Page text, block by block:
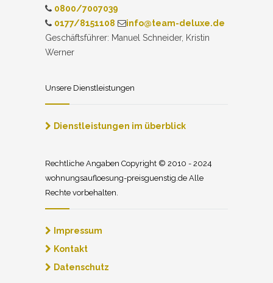
0800/7007039
0177/8151108
info@team-deluxe.de
Geschäftsführer: Manuel Schneider, Kristin
Werner
Unsere Dienstleistungen
Dienstleistungen im überblick
Rechtliche Angaben Copyright © 2010 - 2024
wohnungsaufloesung-preisguenstig.de Alle
Rechte vorbehalten.
Impressum
Kontakt
Datenschutz